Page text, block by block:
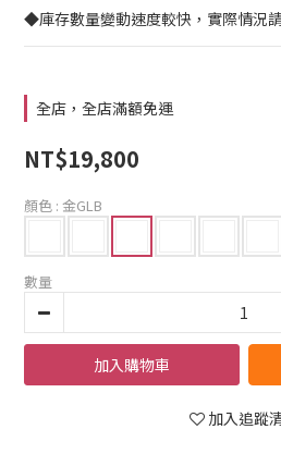
◆庫存數量變動速度較快，實際情況
全店，全店滿額免運
NT$19,800
顏色 : 金GLB
數量
加入購物車
加入追蹤